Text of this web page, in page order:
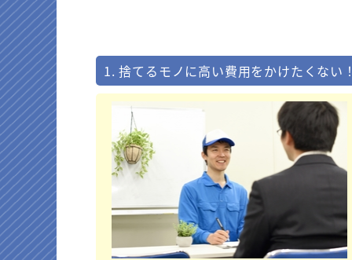
1. 捨てるモノに高い費用をかけたくない